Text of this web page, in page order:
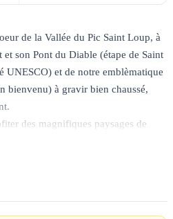
de la Vallée du Pic Saint Loup, à
son Pont du Diable (étape de Saint
UNESCO) et de notre emblèmatique
bienvenu) à gravir bien chaussé,
des magnifiques paysages de
vous propose : Canoé, Grottes,
des Cévennes et, pas si loin de la